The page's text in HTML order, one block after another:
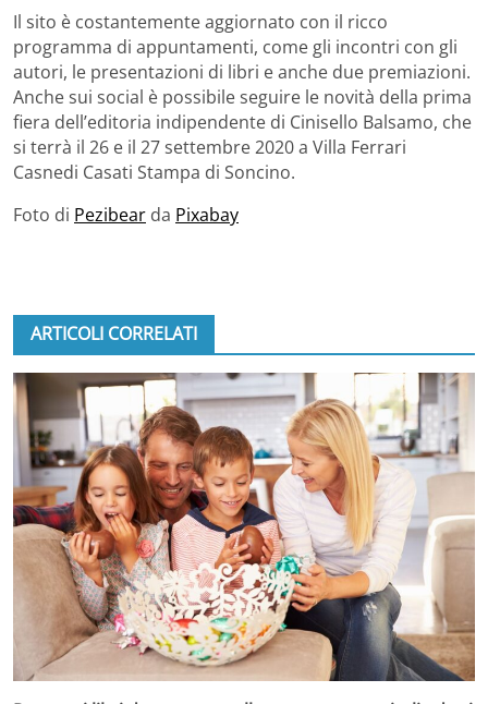
Il sito è costantemente aggiornato con il ricco
programma di appuntamenti, come gli incontri con gli
autori, le presentazioni di libri e anche due premiazioni.
Anche sui social è possibile seguire le novità della prima
fiera dell’editoria indipendente di Cinisello Balsamo, che
si terrà il 26 e il 27 settembre 2020 a Villa Ferrari
Casnedi Casati Stampa di Soncino.
Foto di Pezibear da Pixabay
ARTICOLI CORRELATI